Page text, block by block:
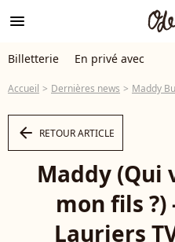
menu
Billetterie En privé avec
Accueil Dernières news Maddy
arrow_left RETOUR ARTICLE
Maddy (Qui
mon fils ?)
Lauriers